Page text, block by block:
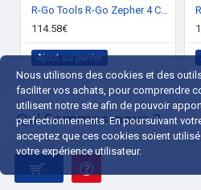
Écran
Type de panneau
Emballage
Càbles inclus
Largeur de l'emballage
R-Go Tools R-Go Zepher 4 C2, Circular Bras Simple Ecran, fixation bureau, Adjustable, 0-8 kg, Noir-Argent, Faible Empreinte Carbone
114.58€
Ajout au panier
Qui Sommes-nous ?
Liens Utiles
Nous utilisons des cookies et des
faciliter vos achats, pour comprendre
utilisent notre site afin de pouvoir
perfectionnements. En poursuivant
acceptez que ces cookies soient
votre expérience utilisateur.